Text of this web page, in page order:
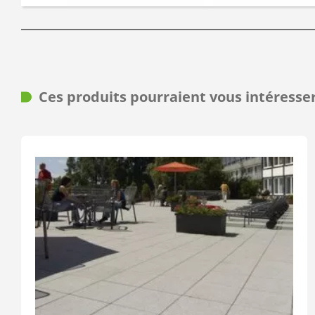
Ces produits pourraient vous